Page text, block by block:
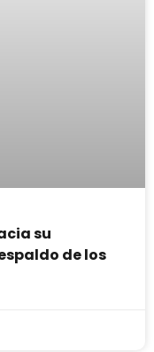
su
de los